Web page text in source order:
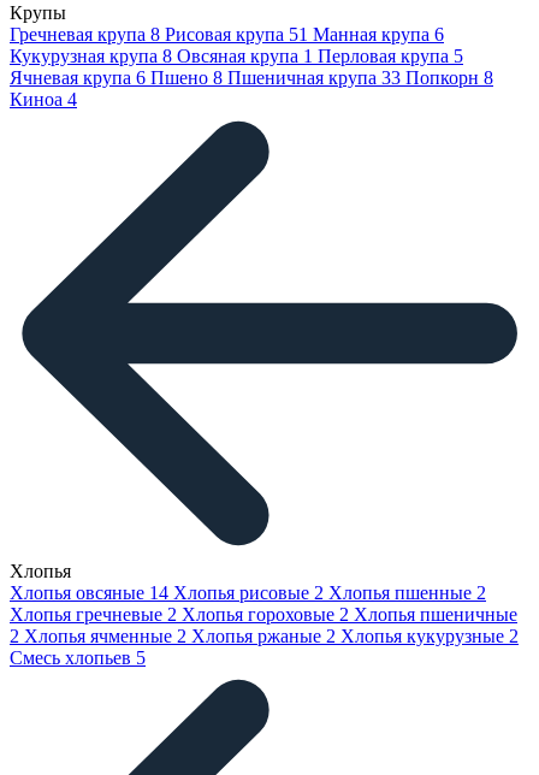
Крупы
Гречневая крупа 8 Рисовая крупа 51 Манная крупа 6
Кукурузная крупа 8 Овсяная крупа 1 Перловая крупа 5
Ячневая крупа 6 Пшено 8 Пшеничная крупа 33 Попкорн 8
Киноа 4
Хлопья
Хлопья овсяные 14 Хлопья рисовые 2 Хлопья пшенные 2
Хлопья гречневые 2 Хлопья гороховые 2 Хлопья пшеничные
2 Хлопья ячменные 2 Хлопья ржаные 2 Хлопья кукурузные 2
Смесь хлопьев 5